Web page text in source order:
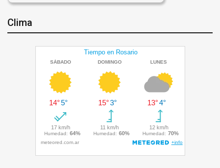
Clima